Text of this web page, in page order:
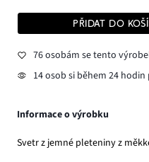
PŘIDAT DO
76 osobám se tento
14 osob si během 24
Informace o výrobku
Svetr z jemné pleteniny z